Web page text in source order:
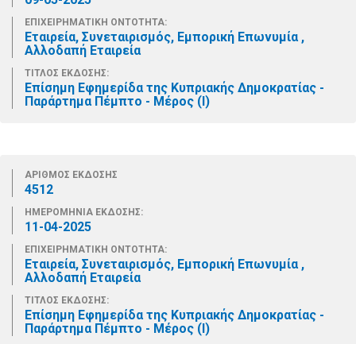
ΕΠΙΧΕΙΡΗΜΑΤΙΚΗ ΟΝΤΟΤΗΤΑ:
Εταιρεία, Συνεταιρισμός, Εμπορική Επωνυμία ,
Αλλοδαπή Εταιρεία
ΤΙΤΛΟΣ ΕΚΔΟΣΗΣ:
Επίσημη Εφημερίδα της Κυπριακής Δημοκρατίας -
Παράρτημα Πέμπτο - Μέρος (Ι)
ΑΡΙΘΜΟΣ ΕΚΔΟΣΗΣ
4512
ΗΜΕΡΟΜΗΝΙΑ ΕΚΔΟΣΗΣ:
11-04-2025
ΕΠΙΧΕΙΡΗΜΑΤΙΚΗ ΟΝΤΟΤΗΤΑ:
Εταιρεία, Συνεταιρισμός, Εμπορική Επωνυμία ,
Αλλοδαπή Εταιρεία
ΤΙΤΛΟΣ ΕΚΔΟΣΗΣ:
Επίσημη Εφημερίδα της Κυπριακής Δημοκρατίας -
Παράρτημα Πέμπτο - Μέρος (Ι)